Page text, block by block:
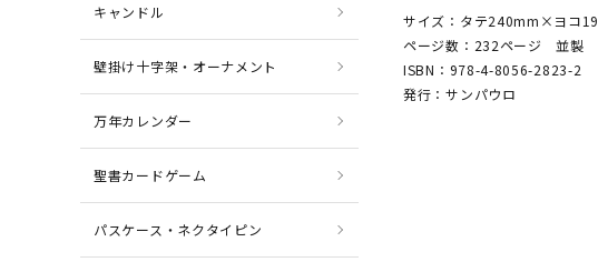
サイズ：タテ240mm×ヨコ
ページ数：232ページ 並製
ISBN：978-4-8056-2823-2
発行：サンパウロ
キャンドル
壁掛け十字架・オーナメント
万年カレンダー
聖書カードゲーム
パスケース・ネクタイピン